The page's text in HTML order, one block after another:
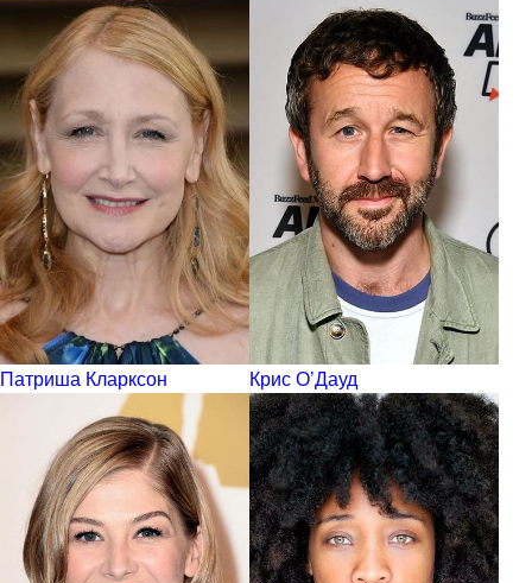
Патриша Кларксон Крис О’Дауд